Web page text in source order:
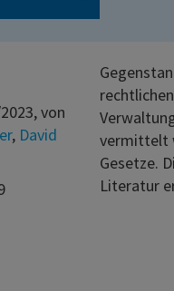
von
, David
vermittelt
Gesetze.
Literatur